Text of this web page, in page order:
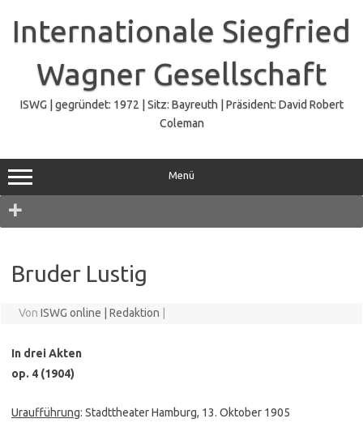
springen
Internationale Siegfried
Wagner Gesellschaft
ISWG | gegründet: 1972 | Sitz: Bayreuth | Präsident: David Robert
Coleman
Menü
Bruder Lustig
Von ISWG online | Redaktion
In drei Akten
op. 4 (1904)
Uraufführung: Stadttheater Hamburg, 13. Oktober 1905